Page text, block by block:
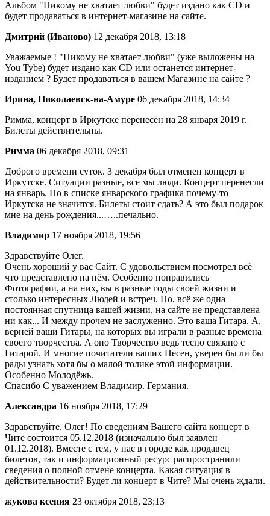
Альбом "Никому не хватает любви" будет издано как СD и
будет продаваться в интернет-магазине на сайте.
Дмитрий (Иваново) 12 декабря 2018, 13:18
Уважаемые ! "Никому не хватает любви" (уже выложены на
You Tybe) будет издано как СD или останется интернет-
изданием ? Будет продаваться в вашем Магазине на сайте ?
Ирина, Николаевск-на-Амуре 06 декабря 2018, 14:34
Римма, концерт в Иркутске перенесён на 28 января 2019 г.
Билеты действительны.
Римма 06 декабря 2018, 09:31
Доброго времени суток. 3 декабря был отменен концерт в
Иркутске. Ситуации разные, все мы люди. Концерт перенесли
на январь. Но в списке январского графика почему-то
Иркутска не значится. Билеты стоит сдать? А это был подарок
мне на день рождения...…..печально.
Владимир 17 ноября 2018, 19:56
Здравствуйте Олег.
Очень хороший у вас Сайт. С удовольствием посмотрел всё
что представлено на нём. Особенно понравились
Фотографии, а на них, вы в разные годы своей жизни и
столько интересных Людей и встреч. Но, всё же одна
постоянная спутница вашей жизни, на сайте не представлена
ни как... И между прочем не заслуженно. Это ваша Гитара. А,
верней ваши Гитары, на которых вы играли в разные времена
своего творчества. А оно Творчество ведь тесно связано с
Гитарой. И многие почитатели ваших Песен, уверен бы ли бы
рады узнать хотя бы о малой толике этой информации.
Особенно Молодёжь.
Спасибо С уважением Владимир. Германия.
Александра 16 ноября 2018, 17:29
Здравствуйте, Олег! По сведениям Вашего сайта концерт в
Чите состоится 05.12.2018 (изначально был заявлен
01.12.2018). Вместе с тем, у нас в городе как продавец
билетов, так и информационный ресурс распространили
сведения о полной отмене концерта. Какая ситуация в
действительности? Будет ли концерт в Чите? Мы очень ждали.
жукова ксения 23 октября 2018, 23:13